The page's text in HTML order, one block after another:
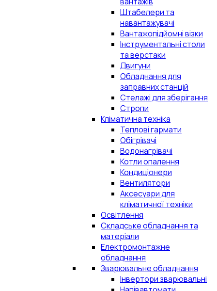
Штабелери та
навантажувачі
Вантажопідйомні візки
Інструментальні столи
та верстаки
Двигуни
Обладнання для
заправних станцій
Стелажі для зберігання
Стропи
Кліматична техніка
Теплові гармати
Обігрівачі
Водонагрівачі
Котли опалення
Кондиціонери
Вентилятори
Аксесуари для
кліматичної техніки
Освітлення
Складське обладнання та
матеріали
Електромонтажне
обладнання
Зварювальне обладнання
Інвертори зварювальні